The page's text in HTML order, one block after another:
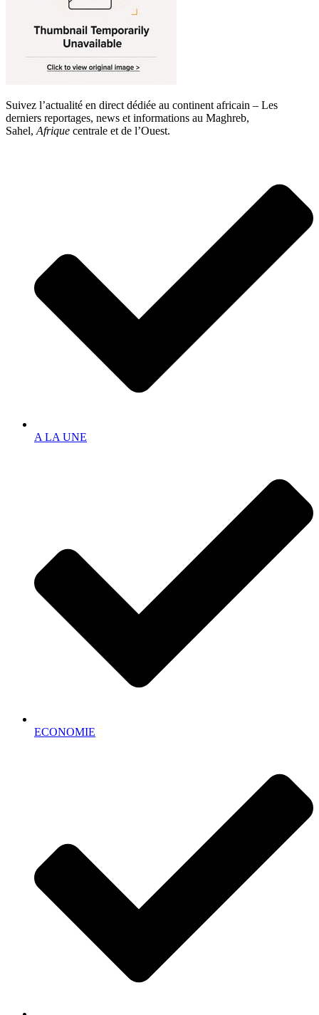
Suivez l’actualité en direct dédiée au continent africain – Les
derniers reportages, news et informations au Maghreb,
Sahel, Afrique centrale et de l’Ouest.
A LA UNE
ECONOMIE